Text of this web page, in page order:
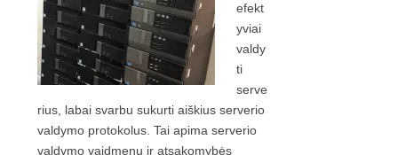
efekt
yviai
valdy
ti
serve
rius, labai svarbu sukurti aiškius serverio
valdymo protokolus. Tai apima serverio
valdymo vaidmenų ir atsakomybės